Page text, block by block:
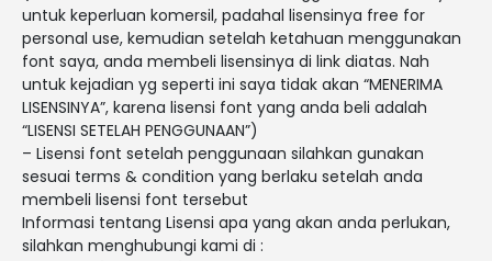
untuk keperluan komersil, padahal lisensinya free for
personal use, kemudian setelah ketahuan menggunakan
font saya, anda membeli lisensinya di link diatas. Nah
untuk kejadian yg seperti ini saya tidak akan “MENERIMA
LISENSINYA”, karena lisensi font yang anda beli adalah
“LISENSI SETELAH PENGGUNAAN”)
– Lisensi font setelah penggunaan silahkan gunakan
sesuai terms & condition yang berlaku setelah anda
membeli lisensi font tersebut
Informasi tentang Lisensi apa yang akan anda perlukan,
silahkan menghubungi kami di :